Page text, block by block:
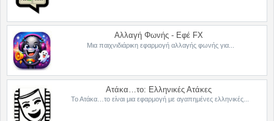
Αλλαγή Φωνής - Εφέ FX
Μια παιχνιδιάρικη εφαρμογή αλλαγής φωνής για...
Ατάκα…το: Ελληνικές Ατάκες
Το Ατάκα…το είναι μια εφαρμογή με αγαπημένες ελληνικές...